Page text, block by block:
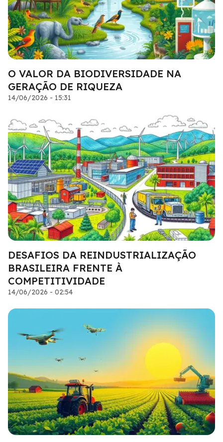
O VALOR DA BIODIVERSIDADE NA
GERAÇÃO DE RIQUEZA
14/06/2026 - 15:31
DESAFIOS DA REINDUSTRIALIZAÇÃO
BRASILEIRA FRENTE À
COMPETITIVIDADE
14/06/2026 - 02:54